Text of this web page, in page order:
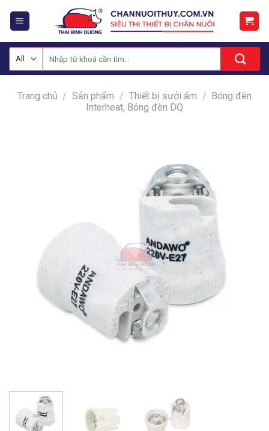
kiếm:
Trang chủ / Sản phẩm / Thiết bị sưởi ấm / Bóng đèn
Interheat, Bóng đèn DQ